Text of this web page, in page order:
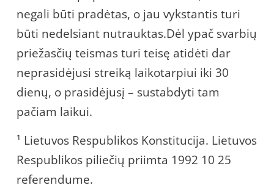
negali būti pradėtas, o jau vykstantis turi
būti nedelsiant nutrauktas.Dėl ypač svarbių
priežasčių teismas turi teisę atidėti dar
neprasidėjusi streiką laikotarpiui iki 30
dienų, o prasidėjusį – sustabdyti tam
pačiam laikui.
¹ Lietuvos Respublikos Konstitucija. Lietuvos
Respublikos piliečių priimta 1992 10 25
referendume.